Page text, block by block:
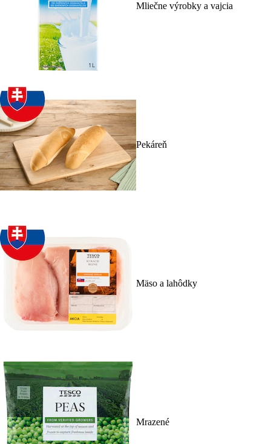
Mliečne výrobky a vajcia
Pekáreň
Mäso a lahôdky
Mrazené